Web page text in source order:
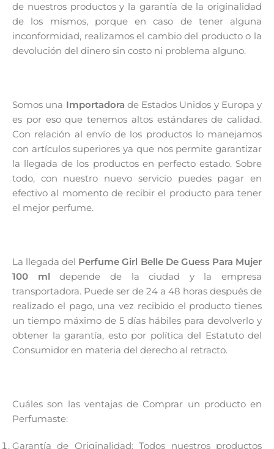
de nuestros productos y la garantía de la originalidad
de los mismos, porque en caso de tener alguna
inconformidad, realizamos el cambio del producto o la
devolución del dinero sin costo ni problema alguno.
Somos una Importadora de Estados Unidos y Europa y
es por eso que tenemos altos estándares de calidad.
Con relación al envío de los productos lo manejamos
con artículos superiores ya que nos permite garantizar
la llegada de los productos en perfecto estado. Sobre
todo, con nuestro nuevo servicio puedes pagar en
efectivo al momento de recibir el producto para tener
el mejor perfume.
La llegada del Perfume Girl Belle De Guess Para Mujer
100 mldepende de la ciudad y la empresa
transportadora. Puede ser de 24 a 48 horas después de
realizado el pago, una vez recibido el producto tienes
un tiempo máximo de 5 días hábiles para devolverlo y
obtener la garantía, esto por política del Estatuto del
Consumidor en materia del derecho al retracto.
Cuáles son las ventajas de Comprar un producto en
Perfumaste:
Garantía de Originalidad: Todos nuestros productos